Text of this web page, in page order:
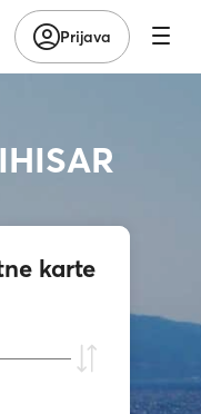
Prijava
karte